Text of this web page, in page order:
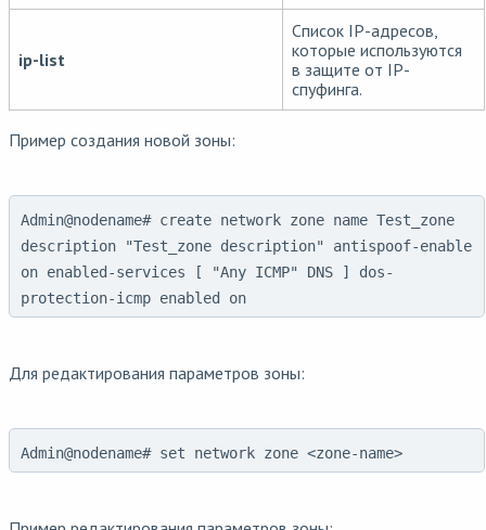
ip-list
Список IP-адресов,
которые используются
в защите от IP-
спуфинга.
Пример создания новой зоны:
Admin@nodename# create network zone name Test_zone
description "Test_zone description" antispoof-enable
on enabled-services [ "Any ICMP" DNS ] dos-
protection-icmp enabled on
Для редактирования параметров зоны:
Admin@nodename# set network zone <zone-name>